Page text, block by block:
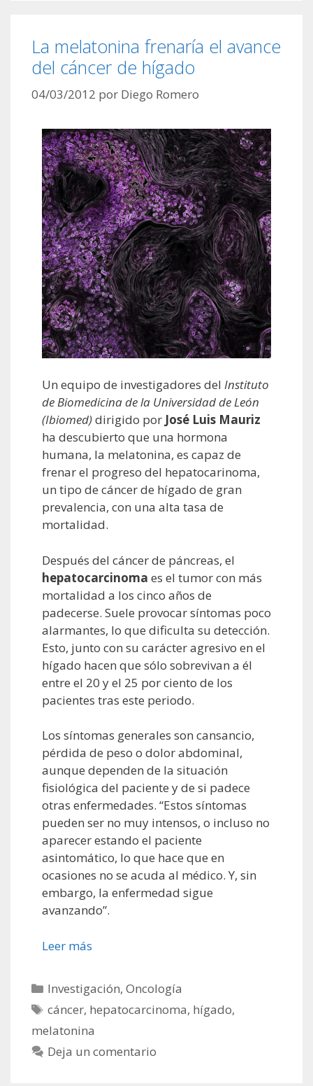
La melatonina frenaría el avance
del cáncer de hígado
04/03/2012 por Diego Romero
Un equipo de investigadores del Instituto
de Biomedicina de la Universidad de León
(Ibiomed)dirigido por José Luis Mauriz
ha descubierto que una hormona
humana, la melatonina, es capaz de
frenar el progreso del hepatocarinoma,
un tipo de cáncer de hígado de gran
prevalencia, con una alta tasa de
mortalidad.
Después del cáncer de páncreas, el
hepatocarcinoma es el tumor con más
mortalidad a los cinco años de
padecerse. Suele provocar síntomas poco
alarmantes, lo que dificulta su detección.
Esto, junto con su carácter agresivo en el
hígado hacen que sólo sobrevivan a él
entre el 20 y el 25 por ciento de los
pacientes tras este periodo.
Los síntomas generales son cansancio,
pérdida de peso o dolor abdominal,
aunque dependen de la situación
fisiológica del paciente y de si padece
otras enfermedades. “Estos síntomas
pueden ser no muy intensos, o incluso no
aparecer estando el paciente
asintomático, lo que hace que en
ocasiones no se acuda al médico. Y, sin
embargo, la enfermedad sigue
avanzando”.
Leer más
Categorías
Investigación,Oncología
Etiquetas
cáncer, hepatocarcinoma, hígado,
melatonina
Deja un comentario